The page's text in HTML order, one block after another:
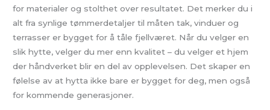
for materialer og stolthet over resultatet. Det merker du i
alt fra synlige tømmerdetaljer til måten tak, vinduer og
terrasser er bygget for å tåle fjellværet. Når du velger en
slik hytte, velger du mer enn kvalitet – du velger et hjem
der håndverket blir en del av opplevelsen. Det skaper en
følelse av at hytta ikke bare er bygget for deg, men også
for kommende generasjoner.